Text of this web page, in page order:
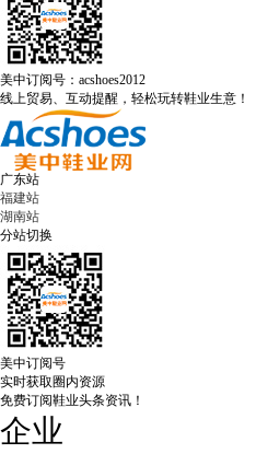
美中订阅号：acshoes2012
线上贸易、互动提醒，轻松玩转鞋业生意！
广东站
福建站
湖南站
分站切换
美中订阅号
实时获取圈内资源
免费订阅鞋业头条资讯！
企业